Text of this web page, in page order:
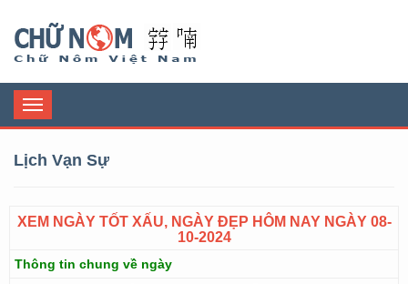
Toggle
navigation
Lịch Vạn Sự
XEM NGÀY TỐT XẤU, NGÀY ĐẸP HÔM NAY NGÀY 08-
10-2024
Thông tin chung về ngày